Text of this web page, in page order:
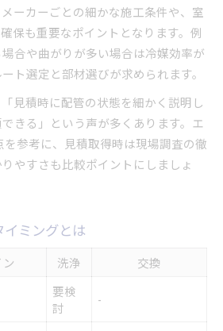
ーカーごとの細かな施工条件や、室
保も重要なポイントとなります。例
合や曲がりが多い場合は冷媒効率が
ト選定と部材選びが求められます。
見積時に配管の状態を細かく説明し
きる」という声が多くあります。エ
を参考に、見積取得時は現場調査の徹
やすさも比較ポイントにしましょ
ミングとは
洗浄 交換
要検
討
-